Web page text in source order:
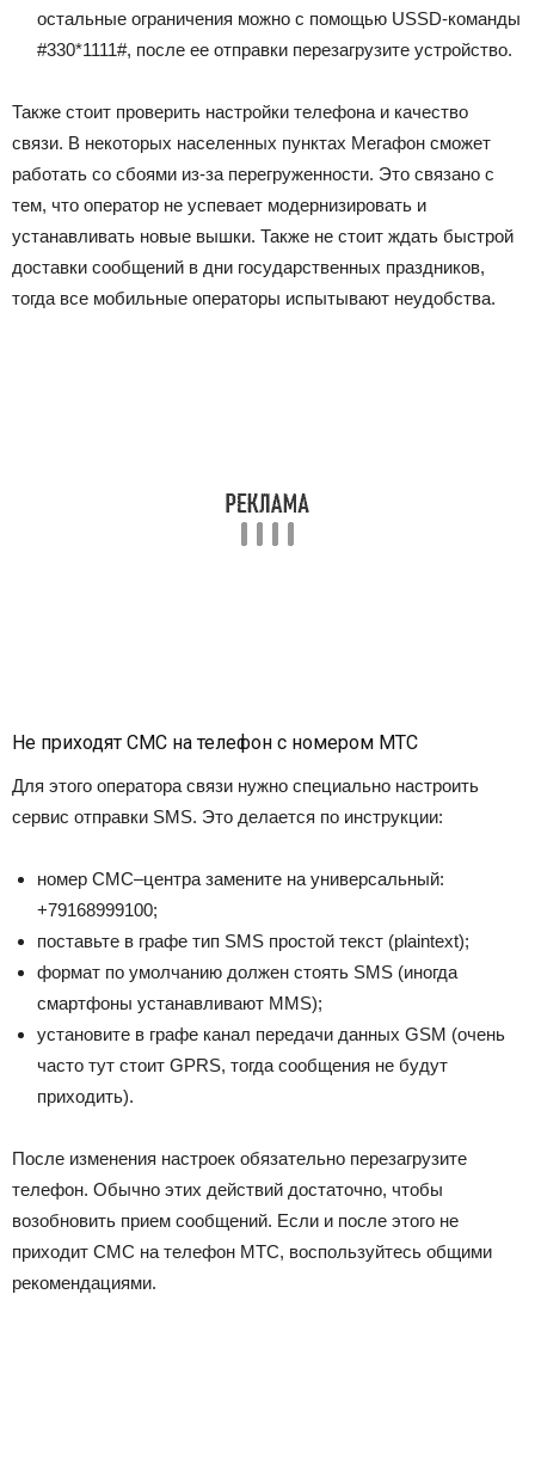
остальные ограничения можно с помощью USSD-команды
#330*1111#, после ее отправки перезагрузите устройство.
Также стоит проверить настройки телефона и качество
связи. В некоторых населенных пунктах Мегафон сможет
работать со сбоями из-за перегруженности. Это связано с
тем, что оператор не успевает модернизировать и
устанавливать новые вышки. Также не стоит ждать быстрой
доставки сообщений в дни государственных праздников,
тогда все мобильные операторы испытывают неудобства.
Не приходят СМС на телефон с номером МТС
Для этого оператора связи нужно специально настроить
сервис отправки SMS. Это делается по инструкции:
номер СМС–центра замените на универсальный:
+79168999100;
поставьте в графе тип SMS простой текст (plaintext);
формат по умолчанию должен стоять SMS (иногда
смартфоны устанавливают MMS);
установите в графе канал передачи данных GSM (очень
часто тут стоит GPRS, тогда сообщения не будут
приходить).
После изменения настроек обязательно перезагрузите
телефон. Обычно этих действий достаточно, чтобы
возобновить прием сообщений. Если и после этого не
приходит СМС на телефон МТС, воспользуйтесь общими
рекомендациями.